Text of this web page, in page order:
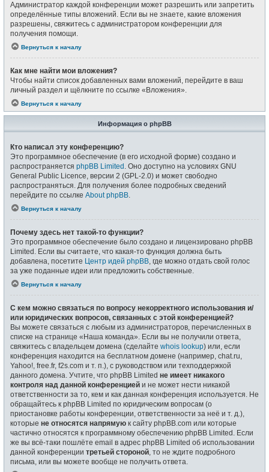
Администратор каждой конференции может разрешить или запретить
определённые типы вложений. Если вы не знаете, какие вложения
разрешены, свяжитесь с администратором конференции для
получения помощи.
Вернуться к началу
Как мне найти мои вложения?
Чтобы найти список добавленных вами вложений, перейдите в ваш
личный раздел и щёлкните по ссылке «Вложения».
Вернуться к началу
Информация о phpBB
Кто написал эту конференцию?
Это программное обеспечение (в его исходной форме) создано и
распространяется phpBB Limited . Оно доступно на условиях GNU
General Public Licence, версии 2 (GPL-2.0) и может свободно
распространяться. Для получения более подробных сведений
перейдите по ссылке About phpBB
Вернуться к началу
Почему здесь нет такой-то функции?
Это программное обеспечение было создано и лицензировано phpBB
Limited. Если вы считаете, что какая-то функция должна быть
добавлена, посетите Центр идей phpBB , где можно отдать свой голос
за уже поданные идеи или предложить собственные.
Вернуться к началу
С кем можно связаться по вопросу некорректного использования и/
или юридических вопросов, связанных с этой конференцией?
Вы можете связаться с любым из администраторов, перечисленных в
списке на странице «Наша команда». Если вы не получили ответа,
свяжитесь с владельцем домена (сделайте whois lookup) или, если
конференция находится на бесплатном домене (например, chat.ru,
Yahoo!, free.fr, f2s.com и т. п.), с руководством или техподдержкой
данного домена. Учтите, что phpBB Limited не имеет никакого
контроля над данной конференцией и не может нести никакой
ответственности за то, кем и как данная конференция используется. Не
обращайтесь к phpBB Limited по юридическим вопросам (о
приостановке работы конференции, ответственности за неё и т. д.),
которые не относятся напрямую к сайту phpBB.com или которые
частично относятся к программному обеспечению phpBB Limited. Если
же вы всё-таки пошлёте email в адрес phpBB Limited об использовании
данной конференции третьей стороной , то не ждите подробного
письма, или вы можете вообще не получить ответа.